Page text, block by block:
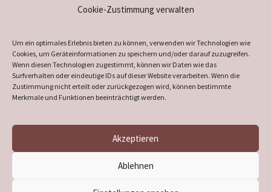
Cookie-Zustimmung verwalten
Um ein optimales Erlebnis bieten zu können, verwenden wir Technologien wie
Cookies, um Geräteinformationen zu speichern und/oder darauf zuzugreifen.
Wenn diesen Technologien zugestimmt, können wir Daten wie das
Surfverhalten oder eindeutige IDs auf dieser Website verarbeiten. Wenn die
Zustimmung nicht erteilt oder zurückgezogen wird, können bestimmte
Merkmale und Funktionen beeinträchtigt werden.
Akzeptieren
Ablehnen
supported by DÖ
Heimatverein Verl– Alle Rechte vorbehalten